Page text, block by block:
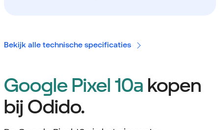
Bekijk alle technische specificaties
Google Pixel 10a kopen
bij Odido.